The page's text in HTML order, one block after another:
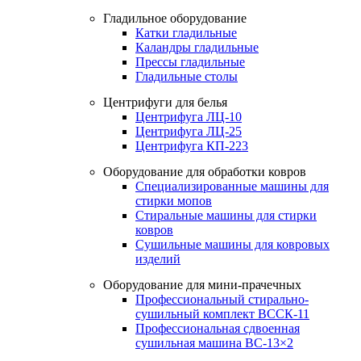
Гладильное оборудование
Катки гладильные
Каландры гладильные
Прессы гладильные
Гладильные столы
Центрифуги для белья
Центрифуга ЛЦ-10
Центрифуга ЛЦ-25
Центрифуга КП-223
Оборудование для обработки ковров
Специализированные машины для
стирки мопов
Стиральные машины для стирки
ковров
Сушильные машины для ковровых
изделий
Оборудование для мини-прачечных
Профессиональный стирально-
сушильный комплект ВССК-11
Профессиональная сдвоенная
сушильная машина ВС-13×2